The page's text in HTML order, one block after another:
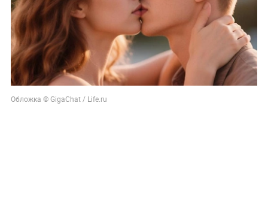
Обложка © GigaChat / Life.ru